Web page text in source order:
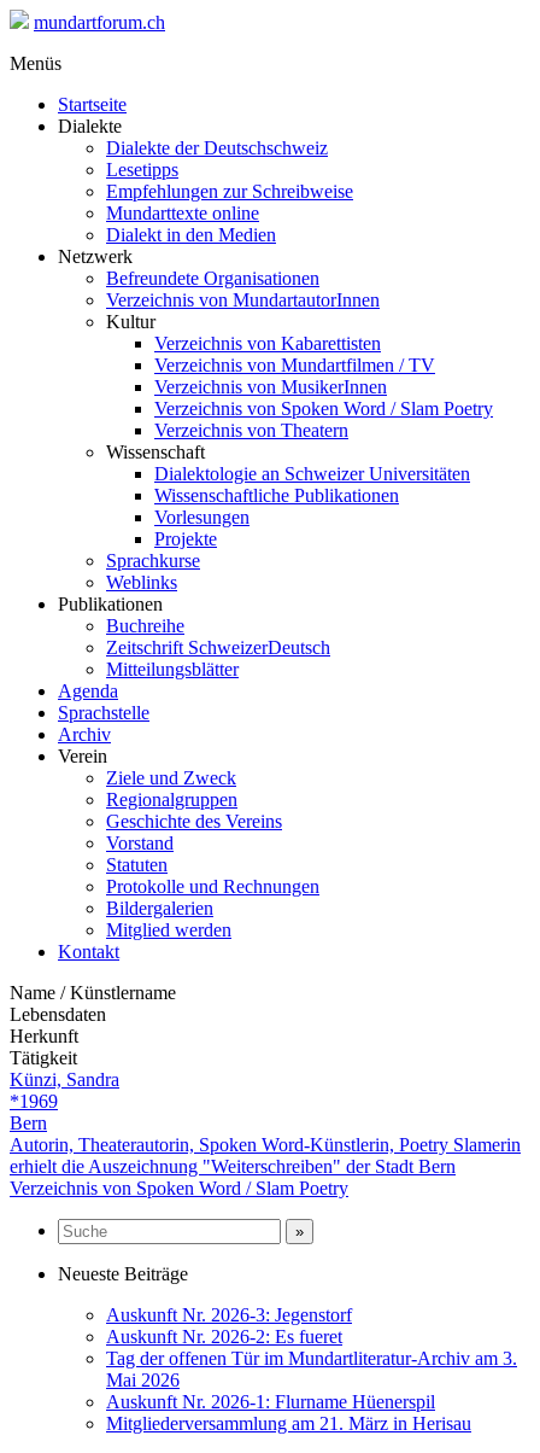
mundartforum.ch
Menüs
Startseite
Dialekte
Dialekte der Deutschschweiz
Lesetipps
Empfehlungen zur Schreibweise
Mundarttexte online
Dialekt in den Medien
Netzwerk
Befreundete Organisationen
Verzeichnis von MundartautorInnen
Kultur
Verzeichnis von Kabarettisten
Verzeichnis von Mundartfilmen / TV
Verzeichnis von MusikerInnen
Verzeichnis von Spoken Word / Slam Poetry
Verzeichnis von Theatern
Wissenschaft
Dialektologie an Schweizer Universitäten
Wissenschaftliche Publikationen
Vorlesungen
Projekte
Sprachkurse
Weblinks
Publikationen
Buchreihe
Zeitschrift SchweizerDeutsch
Mitteilungsblätter
Agenda
Sprachstelle
Archiv
Verein
Ziele und Zweck
Regionalgruppen
Geschichte des Vereins
Vorstand
Statuten
Protokolle und Rechnungen
Bildergalerien
Mitglied werden
Kontakt
Name / Künstlername
Lebensdaten
Herkunft
Tätigkeit
Künzi, Sandra
*1969
Bern
Autorin, Theaterautorin, Spoken Word-Künstlerin, Poetry Slamerin
erhielt die Auszeichnung "Weiterschreiben" der Stadt Bern
Verzeichnis von Spoken Word / Slam Poetry
Neueste Beiträge
Auskunft Nr. 2026-3: Jegenstorf
Auskunft Nr. 2026-2: Es fueret
Tag der offenen Tür im Mundartliteratur-Archiv am 3.
Mai 2026
Auskunft Nr. 2026-1: Flurname Hüenerspil
Mitgliederversammlung am 21. März in Herisau